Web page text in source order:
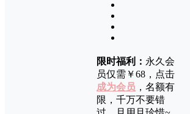
限时福利： 永久会
员仅需￥68，点击
成为会员 ，名额有
限，千万不要错